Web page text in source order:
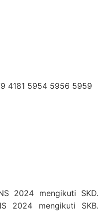
4181 5954 5956 5959
2024 mengikuti SKD.
2024 mengikuti SKB.